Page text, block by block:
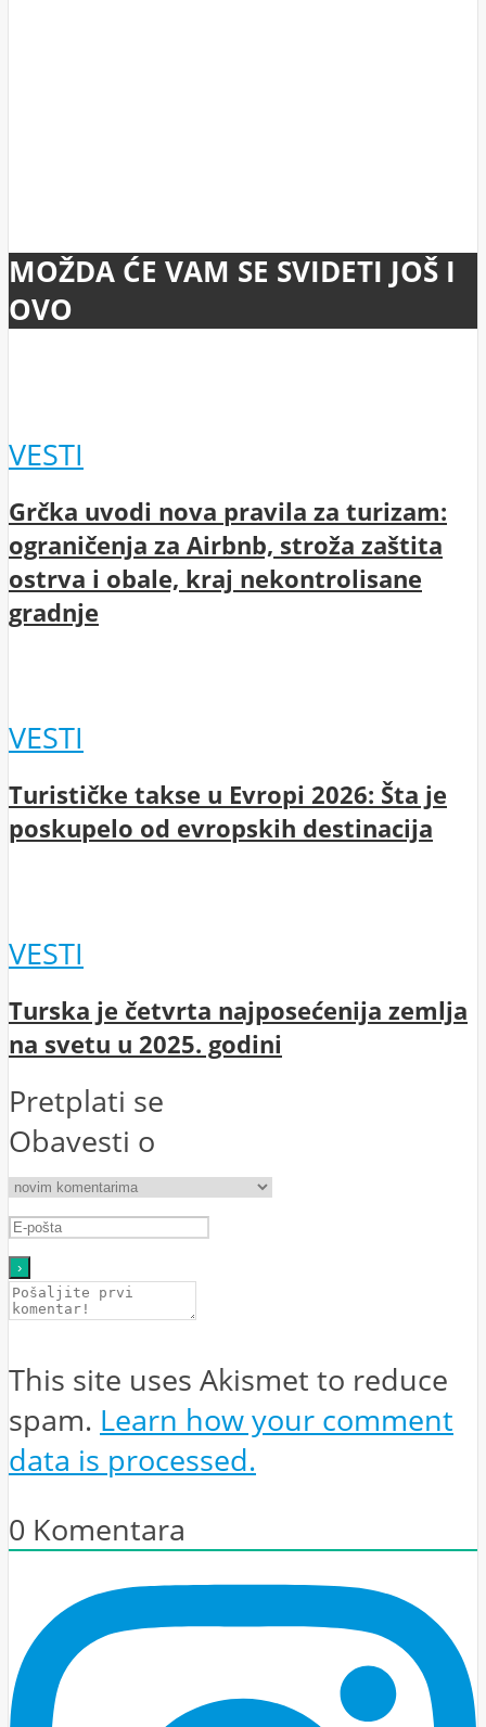
MOŽDA ĆE VAM SE SVIDETI JOŠ I
OVO
VESTI
Grčka uvodi nova pravila za turizam:
ograničenja za Airbnb, stroža zaštita
ostrva i obale, kraj nekontrolisane
gradnje
VESTI
Turističke takse u Evropi 2026: Šta je
poskupelo od evropskih destinacija
VESTI
Turska je četvrta najposećenija zemlja
na svetu u 2025. godini
Pretplati se
Obavesti o
This site uses Akismet to reduce
spam. Learn how your comment
data is processed.
0 Komentara